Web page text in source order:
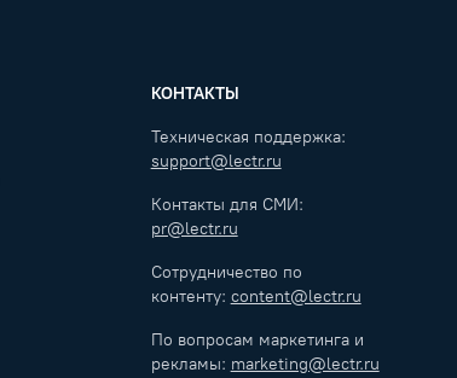
КОНТАКТЫ
Техническая поддержка:
support@lectr.ru
Контакты для СМИ:
pr@lectr.ru
Сотрудничество по
контенту: content@lectr.ru
По вопросам маркетинга и
рекламы: marketing@lectr.ru